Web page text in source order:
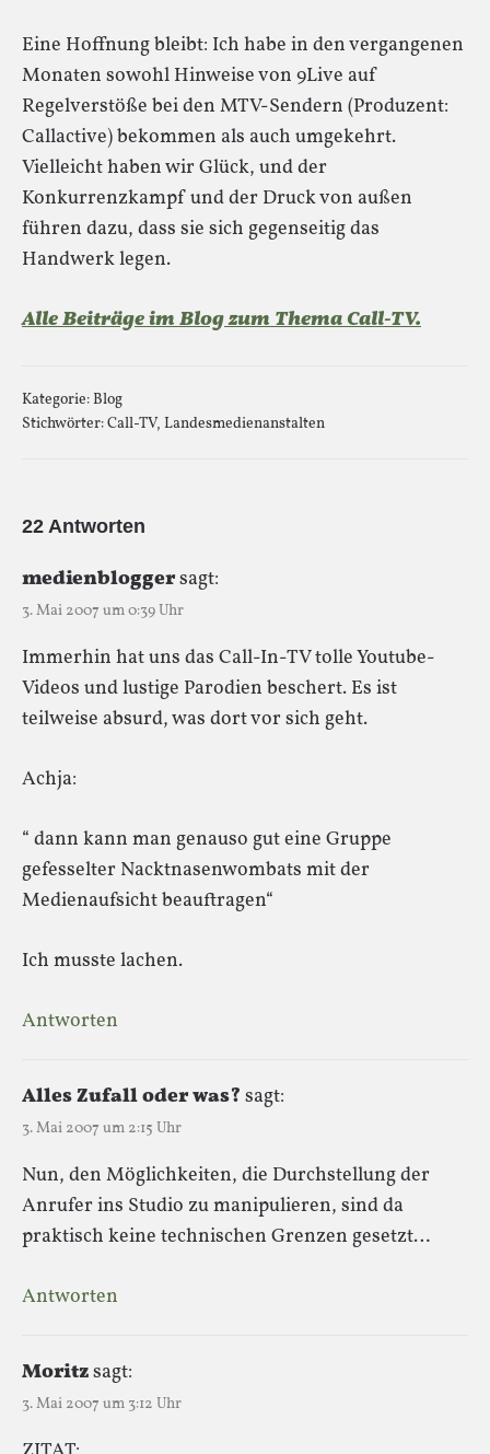
Eine Hoffnung bleibt: Ich habe in den vergangenen
Monaten sowohl Hinweise von 9Live auf
Regelverstöße bei den MTV-Sendern (Produzent:
Callactive) bekommen als auch umgekehrt.
Vielleicht haben wir Glück, und der
Konkurrenzkampf und der Druck von außen
führen dazu, dass sie sich gegenseitig das
Handwerk legen.
Alle Beiträge im Blog zum Thema Call-TV.
Kategorie:Blog
Stichwörter:Call-TV, Landesmedienanstalten
22 Antworten
medienbloggersagt:
3. Mai 2007 um 0:39 Uhr
Immerhin hat uns das Call-In-TV tolle Youtube-
Videos und lustige Parodien beschert. Es ist
teilweise absurd, was dort vor sich geht.
Achja:
“ dann kann man genauso gut eine Gruppe
gefesselter Nacktnasenwombats mit der
Medienaufsicht beauftragen“
Ich musste lachen.
Antworten
Alles Zufall oder was? sagt:
3. Mai 2007 um 2:15 Uhr
Nun, den Möglichkeiten, die Durchstellung der
Anrufer ins Studio zu manipulieren, sind da
praktisch keine technischen Grenzen gesetzt…
Antworten
Moritzsagt:
3. Mai 2007 um 3:12 Uhr